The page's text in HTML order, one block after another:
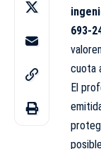
693-
cuota
El